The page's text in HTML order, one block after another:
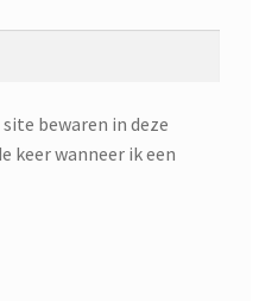
bewaren in deze
keer wanneer ik een